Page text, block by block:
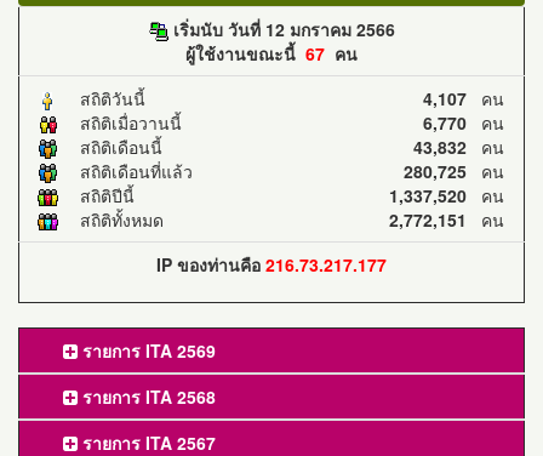
เริ่มนับ วันที่ 12 มกราคม 2566
ผู้ใช้งานขณะนี้ 67 คน
สถิติวันนี้
4,107 คน
สถิติเมื่อวานนี้
6,770 คน
สถิติเดือนนี้
43,832 คน
สถิติเดือนที่แล้ว
280,725 คน
สถิติปีนี้
1,337,520 คน
สถิติทั้งหมด
2,772,151 คน
IP ของท่านคือ 216.73.217.177
รายการ ITA 2569
รายการ ITA 2568
รายการ ITA 2567